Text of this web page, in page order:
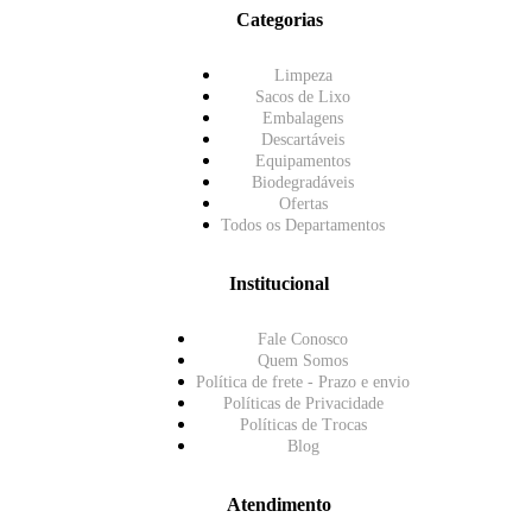
Categorias
Limpeza
Sacos de Lixo
Embalagens
Descartáveis
Equipamentos
Biodegradáveis
Ofertas
Todos os Departamentos
Institucional
Fale Conosco
Quem Somos
Política de frete - Prazo e envio
Políticas de Privacidade
Políticas de Trocas
Blog
Atendimento